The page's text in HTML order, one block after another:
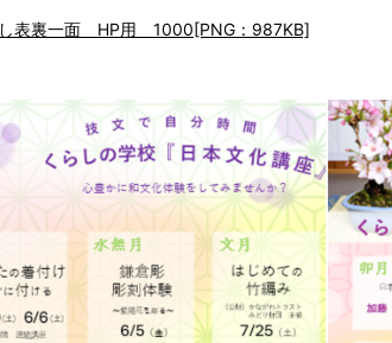
表裏一面 HP用 1000[PNG：987KB]